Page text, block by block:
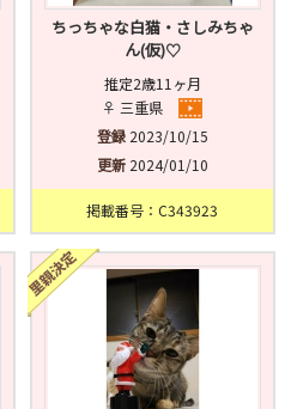
ちっちゃな白猫・さしみちゃ
ん(仮)♡
推定2歳11ヶ月
♀ 三重県
登録2023/10/15
更新2024/01/10
掲載番号：C343923